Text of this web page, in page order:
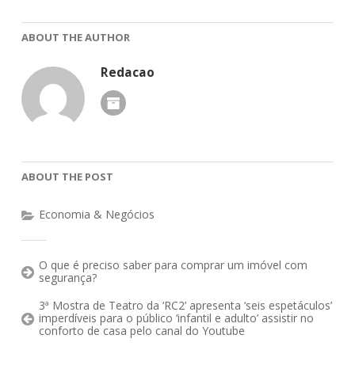
ABOUT THE AUTHOR
Redacao
ABOUT THE POST
Economia & Negócios
O que é preciso saber para comprar um imóvel com
segurança?
3ª Mostra de Teatro da ‘RC2’ apresenta ‘seis espetáculos’
imperdíveis para o público ‘infantil e adulto’ assistir no
conforto de casa pelo canal do Youtube